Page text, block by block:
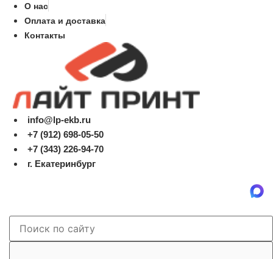
О нас
Оплата и доставка
Контакты
info@lp-ekb.ru
+7 (912) 698-05-50
+7 (343) 226-94-70
г. Екатеринбург